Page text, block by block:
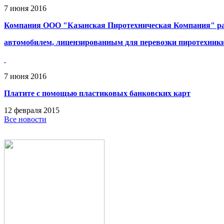
7 июня 2016
Компания ООО "Казанская Пиротехническая Компания"
автомобилем, лицензированным для перевозки
7 июня 2016
Платите с помощью пластиковых банковских карт
12 февраля 2015
Все новости